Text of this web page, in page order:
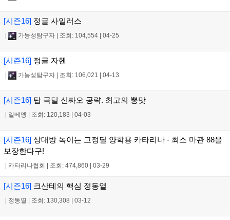
[시즌16] 정글 사일러스
가능성탐구자 조회: 104,554 04-25
[시즌16] 정글 자헨
가능성탐구자 조회: 106,021 04-13
[시즌16] 탑 극딜 신짜오 공략. 최고의 뽕맛
일베엥 조회: 120,183 04-03
[시즌16] 상대방 녹이는 고정딜 양학용 카타리나 - 최소 마관 88을
보장한다구!
카타리나협회 조회: 474,860 03-29
[시즌16] 크산테의 핵심 정동열
정동열 조회: 130,308 03-12